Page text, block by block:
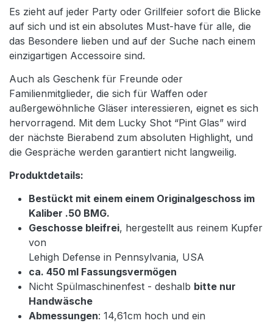
Es zieht auf jeder Party oder Grillfeier sofort die Blicke
auf sich und ist ein absolutes Must-have für alle, die
das Besondere lieben und auf der Suche nach einem
einzigartigen Accessoire sind.
Auch als Geschenk für Freunde oder
Familienmitglieder, die sich für Waffen oder
außergewöhnliche Gläser interessieren, eignet es sich
hervorragend. Mit dem Lucky Shot “Pint Glas” wird
der nächste Bierabend zum absoluten Highlight, und
die Gespräche werden garantiert nicht langweilig.
Produktdetails:
Bestückt mit einem einem Originalgeschoss im
Kaliber .50 BMG.
Geschosse bleifrei, hergestellt aus reinem Kupfer
von
Lehigh Defense in Pennsylvania, USA
ca. 450 ml Fassungsvermögen
Nicht Spülmaschinenfest - deshalb bitte nur
Handwäsche
Abmessungen: 14,61cm hoch und ein